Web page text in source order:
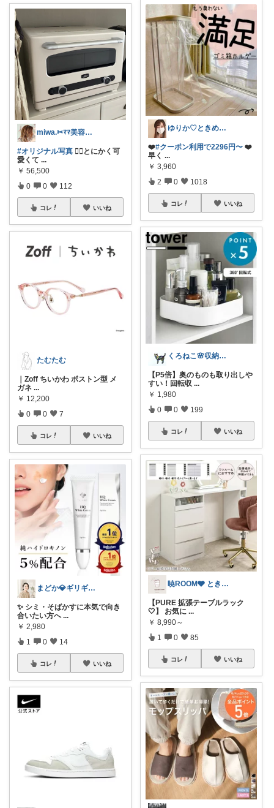
miwa.✂︎ﾏﾏ美容師💎
#オリジナル写真 👉🏻とにかく可
愛くて ...
￥ 56,500
0 0 112
コレ いいね
たむたむ
｜Zoff ちいかわ ボストン型 メ
ガネ ...
￥ 12,200
0 0 7
コレ いいね
まどか💎ギリギリアラサーOL
✨ シミ・そばかすに本気で向き
合いたい方へ ...
￥ 2,980
1 0 14
コレ いいね
ゆりか♡ときめく暮らしと服✨️
❤️#クーポン利用で2296円〜 ❤️
早く ...
￥ 3,960
2 0 1018
コレ いいね
くろねこ🌸収納＆キッチン整理
【P5倍】奥のものも取り出しや
すい！回転収 ...
￥ 1,980
0 0 199
コレ いいね
暁ROOM🩶 ときめく暮らしのセレクト
【PURE 拡張テーブルラック
🤍】 お気に ...
￥ 8,990～
1 0 85
コレ いいね